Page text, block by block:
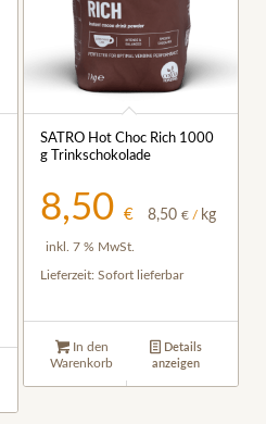
SATRO Hot Choc Rich 1000
g Trinkschokolade
8,50 € 8,50 €/ kg
inkl. 7 % MwSt.
Lieferzeit: Sofort lieferbar
In den
Warenkorb
Details
anzeigen